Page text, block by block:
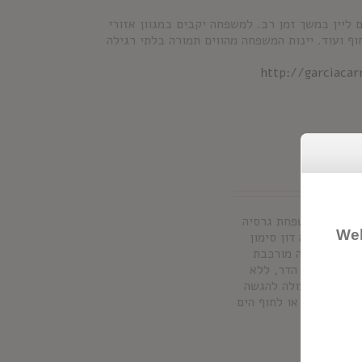
בשנת 1890 לאחר שגידלה גפנים ליין במשך זמן רב. למשפחה יקבים במגוון אזורי
ועוד. יינות המשפחה מהווים תמורה בלתי רגילה
http://
ממשפחת גרסיה
סנגריה דון סימון
הסנגריה מורכבת
פרי הדר, ללא
תוספת חומרים משמרים והיא מכילה 7% אלכוהול. מעולה להגשה
מסיבות או לחוף הים